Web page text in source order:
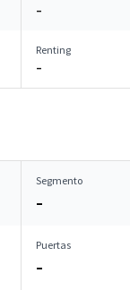
–
Renting
–
Segmento
–
Puertas
–